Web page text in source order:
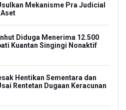
Mekanisme Pra Judicial
Diduga Menerima 12.500
Kuantan Singingi Nonaktif
Hentikan Sementara dan
Rentetan Dugaan Keracunan